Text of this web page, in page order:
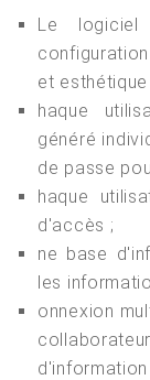
Le logiciel
et esthétique
haque
généré
de passe
haque
d'accès ;
ne base
les
onnexion